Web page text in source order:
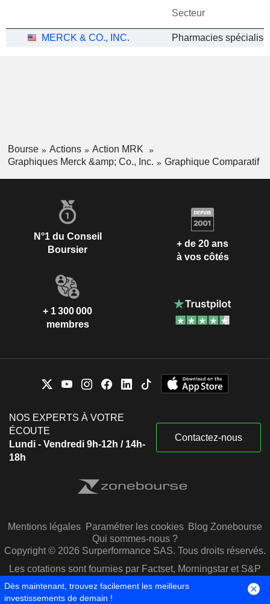
Secteur
MERCK & CO., INC.
Bourse Actions
Action MRK
Graphiques Merck &amp; Co., Inc.
Graphique Comparatif
N°1 du Conseil
Boursier
+ de 20 ans
à vos côtés
+ 1 300 000
membres
NOS EXPERTS À VOTRE
ÉCOUTE
Lundi - Vendredi 9h-12h / 14h-
18h
Contactez-nous
Mentions légales Paramétrer les cookies Blog Zonebourse
Qui sommes-nous ?
Copyright © 2026 Surperformance SAS. Tous droits réservés.
Les cotations sont fournies par Factset, Morningstar et S&P
Capital IQ
Dès maintenant, trouvez facilement les meilleurs
investissements de demain !